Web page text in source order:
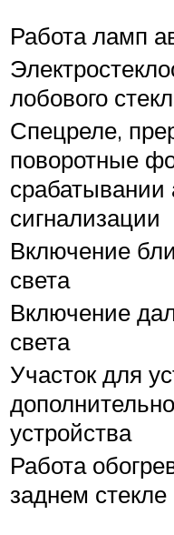
Работа ламп
лобового
Спецреле,
поворотные
срабатывании
сигнализации
Включение
света
Включение
света
Участок для
устройства
Работа
заднем стекле